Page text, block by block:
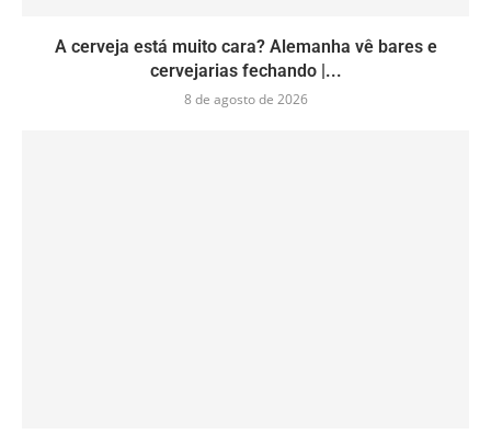
A cerveja está muito cara? Alemanha vê bares e
cervejarias fechando |...
8 de agosto de 2026